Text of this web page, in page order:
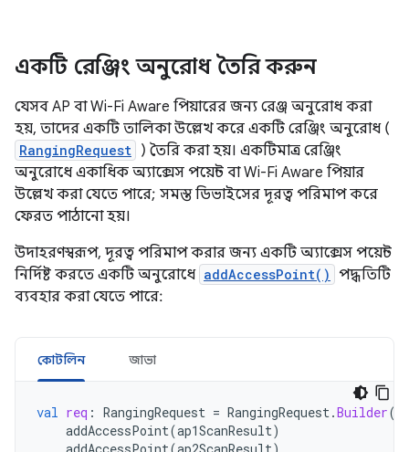
একটি রেঞ্জিং অনুরোধ তৈরি করুন
যেসব AP বা Wi-Fi Aware পিয়ারের জন্য রেঞ্জ অনুরোধ করা
হয়, তাদের একটি তালিকা উল্লেখ করে একটি রেঞ্জিং অনুরোধ (
RangingRequest ) তৈরি করা হয়। একটিমাত্র রেঞ্জিং
অনুরোধে একাধিক অ্যাক্সেস পয়েন্ট বা Wi-Fi Aware পিয়ার
উল্লেখ করা যেতে পারে; সমস্ত ডিভাইসের দূরত্ব পরিমাপ করে
ফেরত পাঠানো হয়।
উদাহরণস্বরূপ, দূরত্ব পরিমাপ করার জন্য একটি অ্যাক্সেস পয়েন্ট
নির্দিষ্ট করতে একটি অনুরোধে addAccessPoint() পদ্ধতিটি
ব্যবহার করা যেতে পারে:
কোটলিন জাভা
val req : RangingRequest = RangingRequest.Builder
addAccessPoint(ap1ScanResult)